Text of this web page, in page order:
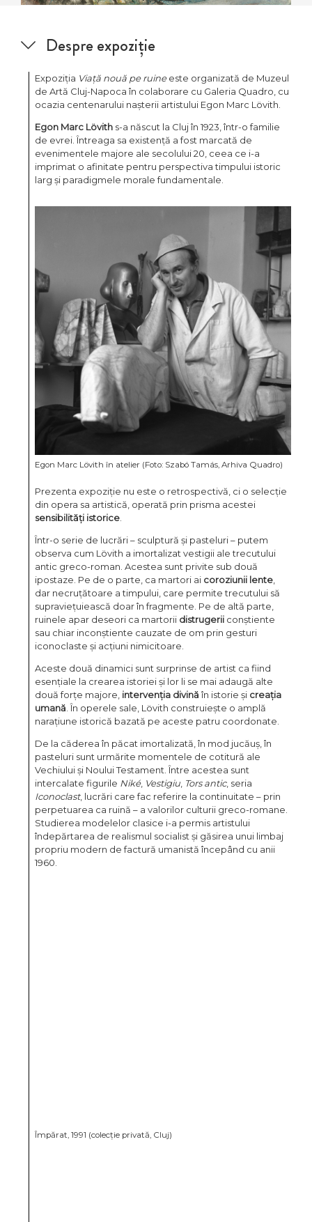
Despre expoziție
Expoziția Viață nouă pe ruineeste organizată de Muzeul
de Artă Cluj-Napoca în colaborare cu Galeria Quadro, cu
ocazia centenarului nașterii artistului Egon Marc Lövith.
Egon Marc Lövith s-a născut la Cluj în 1923, într-o familie
de evrei. Întreaga sa existență a fost marcată de
evenimentele majore ale secolului 20, ceea ce i-a
imprimat o afinitate pentru perspectiva timpului istoric
larg și paradigmele morale fundamentale.
Egon Marc Lövith în atelier (Foto: Szabó Tamás, Arhiva Quadro)
Prezenta expoziție nu este o retrospectivă, ci o selecție
din opera sa artistică, operată prin prisma acestei
sensibilități istorice
Într-o serie de lucrări – sculptură și pasteluri – putem
observa cum Lövith a imortalizat vestigii ale trecutului
antic greco-roman. Acestea sunt privite sub două
ipostaze. Pe de o parte, ca martori ai coroziunii lente
dar necruțătoare a timpului, care permite trecutului să
supraviețuiească doar în fragmente. Pe de altă parte,
ruinele apar deseori ca martorii distrugerii conștiente
sau chiar inconștiente cauzate de om prin gesturi
iconoclaste și acțiuni nimicitoare.
Aceste două dinamici sunt surprinse de artist ca fiind
esențiale la crearea istoriei și lor li se mai adaugă alte
două forțe majore, intervenția divină în istorie și creația
umană . În operele sale, Lövith construiește o amplă
narațiune istorică bazată pe aceste patru coordonate.
De la căderea în păcat imortalizată, în mod jucăuș, în
pasteluri sunt urmărite momentele de cotitură ale
Vechiului și Noului Testament. Între acestea sunt
intercalate figurile Niké, Vestigiu Tors antic, seria
Iconoclast, lucrări care fac referire la continuitate – prin
perpetuarea ca ruină – a valorilor culturii greco-romane.
Studierea modelelor clasice i-a permis artistului
îndepărtarea de realismul socialist și găsirea unui limbaj
propriu modern de factură umanistă începând cu anii
1960.
Împărat, 1991 (colecție privată, Cluj)